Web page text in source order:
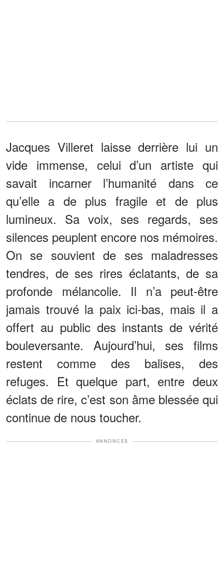
Jacques Villeret laisse derrière lui un
vide immense, celui d’un artiste qui
savait incarner l’humanité dans ce
qu’elle a de plus fragile et de plus
lumineux. Sa voix, ses regards, ses
silences peuplent encore nos mémoires.
On se souvient de ses maladresses
tendres, de ses rires éclatants, de sa
profonde mélancolie. Il n’a peut-être
jamais trouvé la paix ici-bas, mais il a
offert au public des instants de vérité
bouleversante. Aujourd’hui, ses films
restent comme des balises, des
refuges. Et quelque part, entre deux
éclats de rire, c’est son âme blessée qui
continue de nous toucher.
ANNONCES